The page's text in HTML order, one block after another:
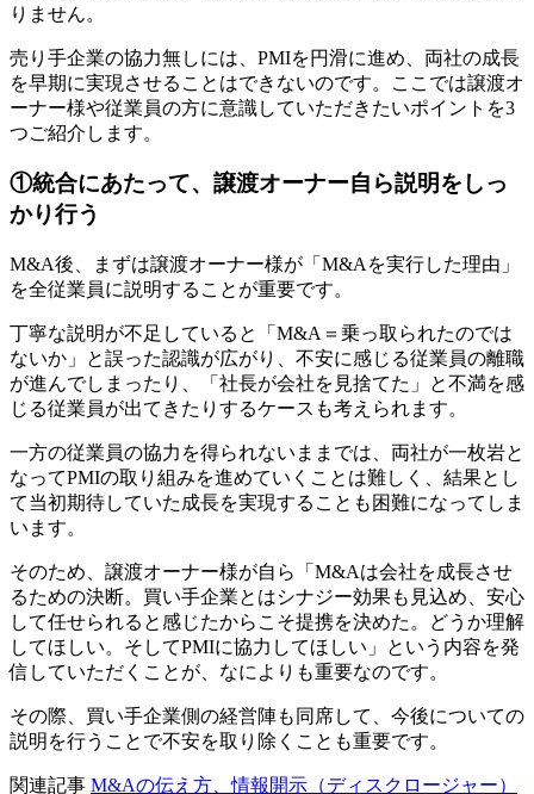
りません。
売り手企業の協力無しには、PMIを円滑に進め、両社の成長
を早期に実現させることはできないのです。ここでは譲渡オ
ーナー様や従業員の方に意識していただきたいポイントを3
つご紹介します。
①統合にあたって、譲渡オーナー自ら説明をしっ
かり行う
M&A後、まずは譲渡オーナー様が「M&Aを実行した理由」
を全従業員に説明することが重要です。
丁寧な説明が不足していると「M&A＝乗っ取られたのでは
ないか」と誤った認識が広がり、不安に感じる従業員の離職
が進んでしまったり、「社長が会社を見捨てた」と不満を感
じる従業員が出てきたりするケースも考えられます。
一方の従業員の協力を得られないままでは、両社が一枚岩と
なってPMIの取り組みを進めていくことは難しく、結果とし
て当初期待していた成長を実現することも困難になってしま
います。
そのため、譲渡オーナー様が自ら「M&Aは会社を成長させ
るための決断。買い手企業とはシナジー効果も見込め、安心
して任せられると感じたからこそ提携を決めた。どうか理解
してほしい。そしてPMIに協力してほしい」という内容を発
信していただくことが、なによりも重要なのです。
その際、買い手企業側の経営陣も同席して、今後についての
説明を行うことで不安を取り除くことも重要です。
関連記事 M&Aの伝え方、情報開示（ディスクロージャー）